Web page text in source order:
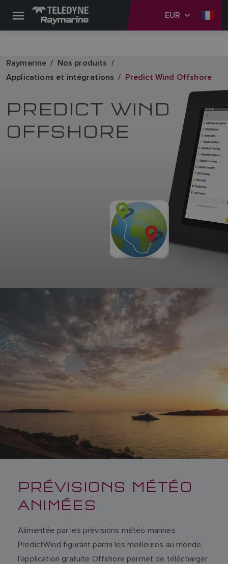
EUR
Raymarine
Nos produits
Applications et intégrations
Predict Wind Offshore
PREDICT WIND
OFFSHORE
PRÉVISIONS MÉTÉO
ANIMÉES
Alimentée par les prévisions météo marines
PredictWind figurant parmi les meilleures au monde,
l'application gratuite Offshore permet de télécharger